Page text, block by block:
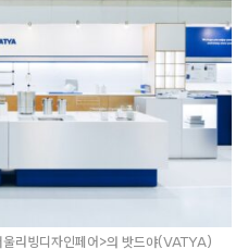
리빙디자인페어>의 밧드야(VATYA)